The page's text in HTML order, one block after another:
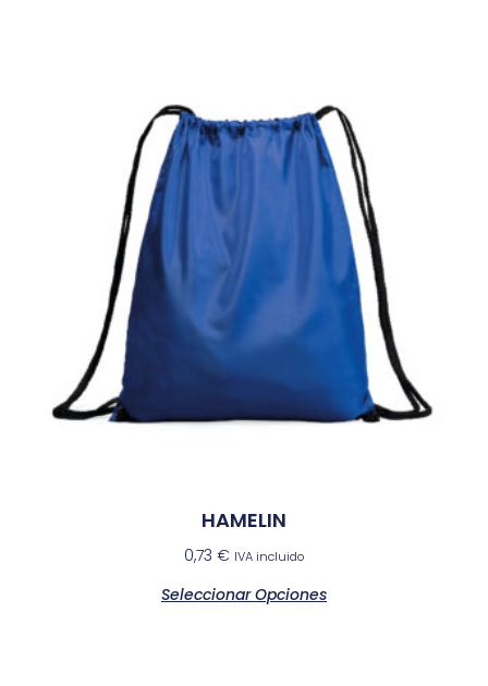
HAMELIN
0,73 € IVA incluido
Seleccionar Opciones